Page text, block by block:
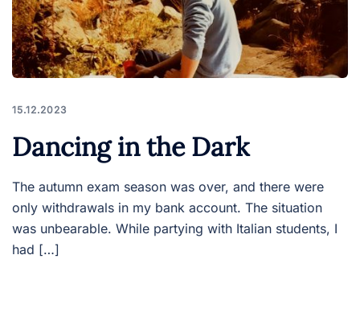
15.12.2023
Dancing in the Dark
The autumn exam season was over, and there were
only withdrawals in my bank account. The situation
was unbearable. While partying with Italian students, I
had […]